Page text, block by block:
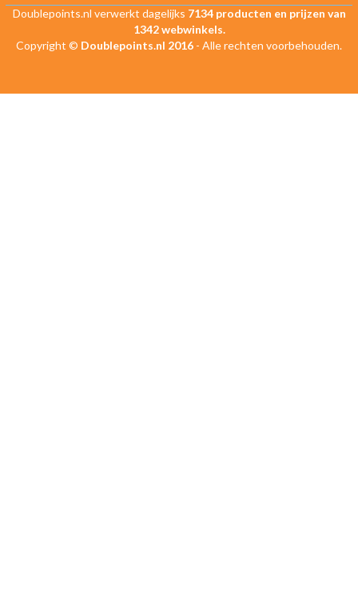
Doublepoints.nl verwerkt dagelijks 7134 producten en prijzen van
1342 webwinkels.
Copyright © Doublepoints.nl 2016 - Alle rechten voorbehouden.